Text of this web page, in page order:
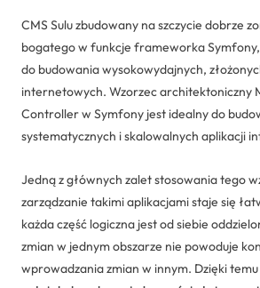
CMS Sulu zbudowany na szczycie dobrze
bogatego w funkcje frameworka
do budowania wysokowydajnych,
internetowych. Wzorzec architektoniczny
Controller w Symfony jest idealny do
systematycznych i skalowalnych aplikacji
Jedną z głównych zalet stosowania tego
zarządzanie takimi aplikacjami staje się
każda część logiczna jest od siebie
zmian w jednym obszarze nie powoduje
wprowadzania zmian w innym. Dzięki temu